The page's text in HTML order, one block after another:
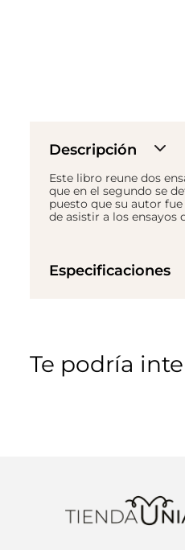
Descripción
Este libro reune dos
que en el segundo se
puesto que su autor
de asistir a los
Especificaciones
Te podría